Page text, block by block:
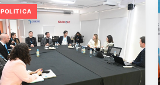
POLITICA